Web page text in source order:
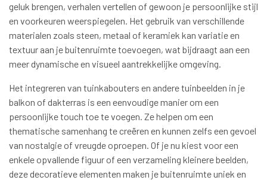
geluk brengen, verhalen vertellen of gewoon je persoonlijke stijl
en voorkeuren weerspiegelen. Het gebruik van verschillende
materialen zoals steen, metaal of keramiek kan variatie en
textuur aan je buitenruimte toevoegen, wat bijdraagt aan een
meer dynamische en visueel aantrekkelijke omgeving.
Het integreren van tuinkabouters en andere tuinbeelden in je
balkon of dakterras is een eenvoudige manier om een
persoonlijke touch toe te voegen. Ze helpen om een
thematische samenhang te creëren en kunnen zelfs een gevoel
van nostalgie of vreugde oproepen. Of je nu kiest voor een
enkele opvallende figuur of een verzameling kleinere beelden,
deze decoratieve elementen maken je buitenruimte uniek en